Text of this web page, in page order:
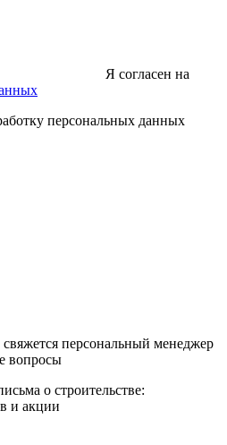
Я согласен на
персональных данных
персональный менеджер
вопросы
о строительстве:
и акции